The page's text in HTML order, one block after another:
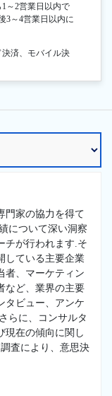
～2営業日以内で
3～4営業日以内に
済、モバイル決
門家の協力を得て
について深い洞察
チが行われます.そ
している主要企業
者、マーケティン
など、業界の主要
タビュー、アンケ
らに、コンサルタ
現在の傾向に関し
査により、意思決